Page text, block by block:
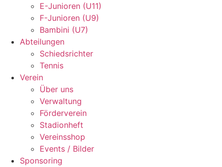
E-Junioren (U11)
F-Junioren (U9)
Bambini (U7)
Abteilungen
Schiedsrichter
Tennis
Verein
Über uns
Verwaltung
Förderverein
Stadionheft
Vereinsshop
Events / Bilder
Sponsoring